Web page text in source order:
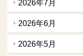
2026年7月
2026年6月
2026年5月